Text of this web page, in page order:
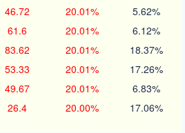
46.72 20.01% 5.62%
61.6 20.01% 6.12%
83.62 20.01% 18.37%
53.33 20.01% 17.26%
49.67 20.01% 6.83%
26.4 20.00% 17.06%